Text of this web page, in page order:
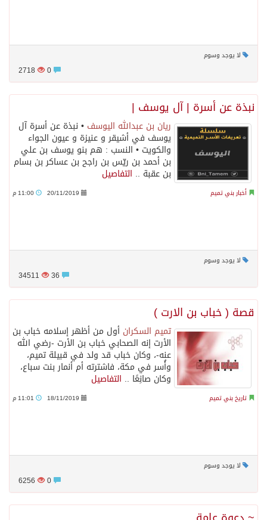
لا يوجد وسوم
2718
نبذة عن أسرة | آل يوسف |
ريان بن عبدالله اليوسف • نبذة عن أسرة آل
يوسف في أشيقر و عنيزة و عيون الجواء
والكويت • النسب : هم بنو يوسف بن علي
بن أحمد بن ريّس بن راجح بن عساكر بن بسام
بن عقبة .. التفاصيل
أخبار بني تميم 20/11/2019
لا يوجد وسوم
34511
قصة ( خباب بن الارت )
تميم السكران أول من أظهر إسلامه خباب بن
الأرت إنه الصحابي خباب بن الأرت -رضي الله
عنه-، وكان خباب قد ولد في قبيلة تميم،
وأُسر في مكة، فاشترته أم أنمار بنت سباع،
وكان صانِعًا .. التفاصيل
تاريخ بني تميم 18/11/2019
لا يوجد وسوم
6256